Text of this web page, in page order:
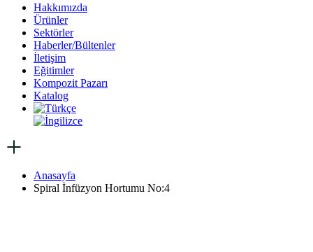
Hakkımızda
Ürünler
Sektörler
Haberler/Bültenler
İletişim
Eğitimler
Kompozit Pazarı
Katalog
Anasayfa
Spiral İnfüzyon Hortumu No:4